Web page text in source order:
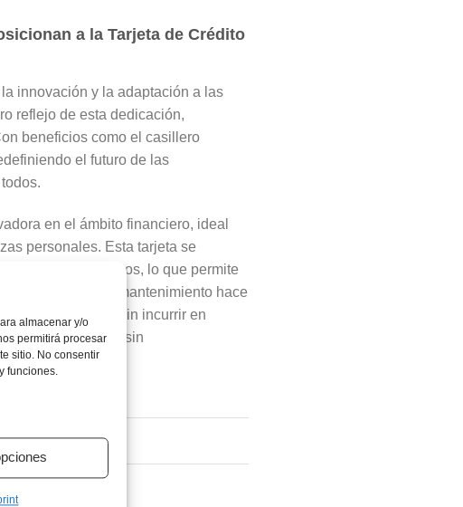
almacenar y/o
permitirá procesar
sitio. No consentir
funciones.
a la Tarjeta de Crédito
innovación y la adaptación a las
reflejo de esta dedicación,
beneficios como el casillero
el futuro de las
en el ámbito financiero, ideal
personales. Esta tarjeta se
ni cargos ocultos, lo que permite
por emisión y mantenimiento hace
sus beneficios sin incurrir en
eficiente y sin